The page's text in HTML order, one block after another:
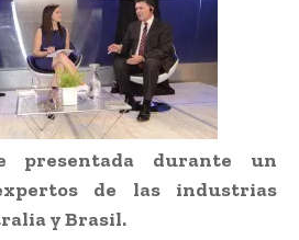
presentada durante un
de las industrias
y Brasil.